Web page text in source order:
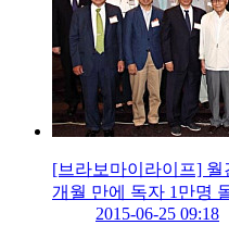
[브라보마이라이프] 월
개월 만에 독자 1만명
2015-06-25 09:18